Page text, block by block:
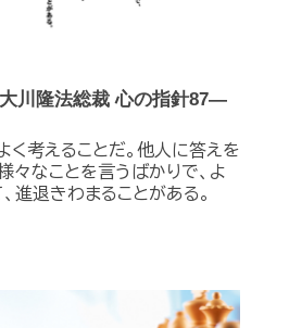
川隆法総裁 心の指針87―
く考えることだ。他人に答えを
々なことを言うばかりで、よ
進退きわまることがある。